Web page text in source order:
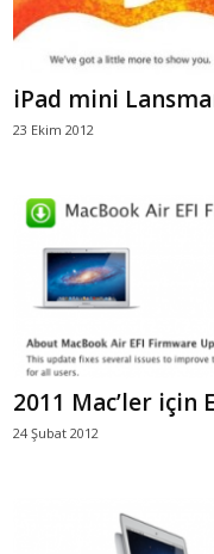
iPad mini
23 Ekim 2012
2011 Mac’ler için
24 Şubat 2012